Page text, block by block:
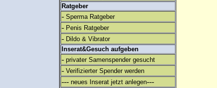
Ratgeber
- Sperma Ratgeber
- Penis Ratgeber
- Dildo & Vibrator
Inserat&Gesuch aufgeben
- privater Samenspender gesucht
- Verifizierter Spender werden
--- neues Inserat jetzt anlegen---